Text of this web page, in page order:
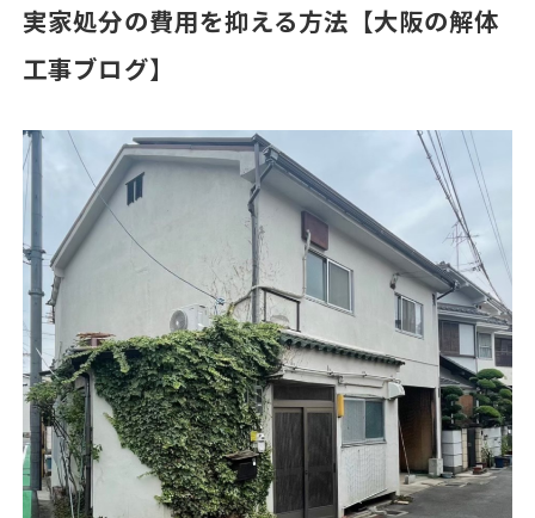
実家処分の費用を抑える方法【大阪の解体
工事ブログ】